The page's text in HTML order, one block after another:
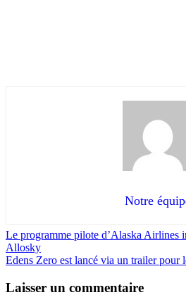
Notre
Le programme pilote d’Alaska Airlines
Allosky
Edens Zero est lancé via un trailer pour
Laisser un commentaire